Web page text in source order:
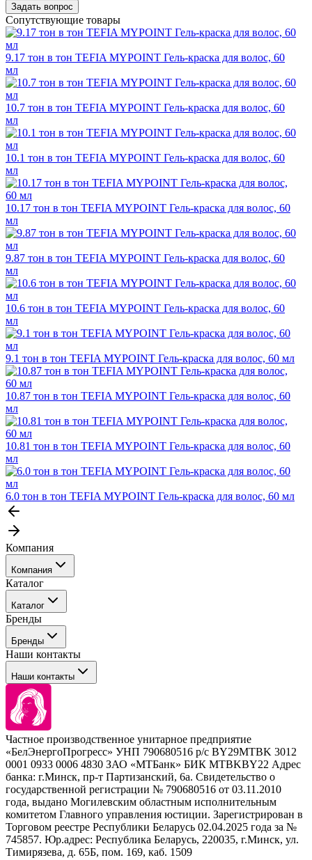
Задать вопрос
Сопутствующие товары
9.17 тон в тон TEFIA MYPOINT Гель-краска для волос, 60
мл
10.7 тон в тон TEFIA MYPOINT Гель-краска для волос, 60
мл
10.1 тон в тон TEFIA MYPOINT Гель-краска для волос, 60
мл
10.17 тон в тон TEFIA MYPOINT Гель-краска для волос, 60
мл
9.87 тон в тон TEFIA MYPOINT Гель-краска для волос, 60
мл
10.6 тон в тон TEFIA MYPOINT Гель-краска для волос, 60
мл
9.1 тон в тон TEFIA MYPOINT Гель-краска для волос, 60 мл
10.87 тон в тон TEFIA MYPOINT Гель-краска для волос, 60
мл
10.81 тон в тон TEFIA MYPOINT Гель-краска для волос, 60
мл
6.0 тон в тон TEFIA MYPOINT Гель-краска для волос, 60 мл
Компания
Компания
События
Покупателю
Каталог
Каталог
Профессиональные средства для окрашивания волос
Сервисные средства
Уход
Стайлинг
Брови и ресницы
Барберинг
Наборы
Расходные материалы
Бренды
Бренды
Tefia
Concept
Kezy
Barex
Sim Sensitive
Kebren
Selective Professional
White Line
Наши контакты
Наши контакты
+ 375 44 7233514
+ 375 29 1649505
info@krasabel.by
Офис: г. Минск, ул. Тимирязева 65Б, офис 1509
Склад: г. Минск, ул. Домбровская, 15
Частное производственное унитарное предприятие
«БелЭнергоПрогресс» УНП 790680516 р/с BY29MTBK 3012
0001 0933 0006 4830 ЗАО «МТБанк» БИК MTBKBY22 Адрес
банка: г.Минск, пр-т Партизанский, 6а. Свидетельство о
государственной регистрации № 790680516 от 03.11.2010
года, выдано Могилевским областным исполнительным
комитетом Главного управления юстиции. Зарегистрирован в
Торговом реестре Республики Беларусь 02.04.2025 года за №
745857. Юр.адрес: Республика Беларусь, 220035, г.Минск, ул.
Тимирязева, д. 65Б, пом. 169, каб. 1509